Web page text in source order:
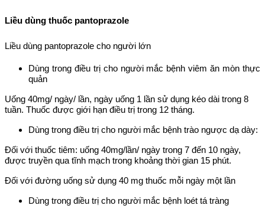
Liều dùng thuốc pantoprazole
Liều dùng pantoprazole cho người lớn
Dùng trong điều trị cho người mắc bệnh viêm ăn mòn thực
quản
Uống 40mg/ ngày/ lần, ngày uống 1 lần sử dụng kéo dài trong 8
tuần. Thuốc được giới hạn điều trị trong 12 tháng.
Dùng trong điều trị cho người mắc bệnh trào ngược dạ dày:
Đối với thuốc tiêm: uống 40mg/lần/ ngày trong 7 đến 10 ngày,
được truyền qua tĩnh mạch trong khoảng thời gian 15 phút.
Đối với đường uống sử dụng 40 mg thuốc mỗi ngày một lần
Dùng trong điều trị cho người mắc bệnh loét tá tràng